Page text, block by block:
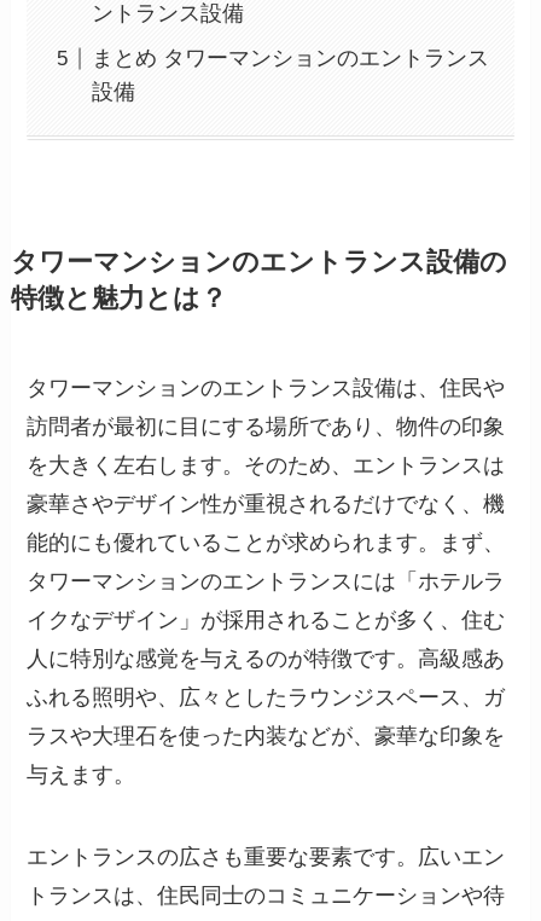
ントランス設備
まとめ タワーマンションのエントランス
設備
タワーマンションのエントランス設備の
特徴と魅力とは？
タワーマンションのエントランス設備は、住民や
訪問者が最初に目にする場所であり、物件の印象
を大きく左右します。そのため、エントランスは
豪華さやデザイン性が重視されるだけでなく、機
能的にも優れていることが求められます。まず、
タワーマンションのエントランスには「ホテルラ
イクなデザイン」が採用されることが多く、住む
人に特別な感覚を与えるのが特徴です。高級感あ
ふれる照明や、広々としたラウンジスペース、ガ
ラスや大理石を使った内装などが、豪華な印象を
与えます。
エントランスの広さも重要な要素です。広いエン
トランスは、住民同士のコミュニケーションや待